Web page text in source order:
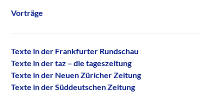
Vorträge
Texte in der Frankfurter Rundschau
Texte in der taz – die tageszeitung
Texte in der Neuen Züricher Zeitung
Texte in der Süddeutschen Zeitung